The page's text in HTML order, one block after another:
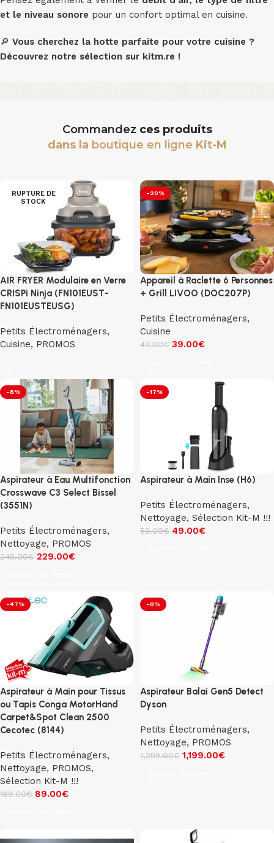
et le niveau sonore pour un confort optimal en cuisine.
🔎 Vous cherchez la hotte parfaite pour votre cuisine ?
Découvrez notre sélection sur kitm.re !
Commandez ces produits
dans la boutique en ligne Kit-M
RUPTURE DE
STOCK
AIR FRYER Modulaire en Verre
CRISPi Ninja (FN101EUST-
FN101EUSTEUSG)
Petits Électroménagers,
Cuisine, PROMOS
-20%
Appareil à Raclette 6 Personnes
+ Grill LIVOO (DOC207P)
Petits Électroménagers,
Cuisine
49.00€ 39.00€
-8%
Aspirateur à Eau Multifonction
Crosswave C3 Select Bissel
(3551N)
Petits Électroménagers,
Nettoyage, PROMOS
249.00€ 229.00€
-17%
Aspirateur à Main Inse (H6)
Petits Électroménagers,
Nettoyage, Sélection Kit-M !!!
59.00€ 49.00€
-47%
Aspirateur à Main pour Tissus
ou Tapis Conga MotorHand
Carpet&Spot Clean 2500
Cecotec (8144)
Petits Électroménagers,
Nettoyage, PROMOS,
Sélection Kit-M !!!
169.00€ 89.00€
-8%
Aspirateur Balai Gen5 Detect
Dyson
Petits Électroménagers,
Nettoyage, PROMOS
1,299.00€ 1,199.00€